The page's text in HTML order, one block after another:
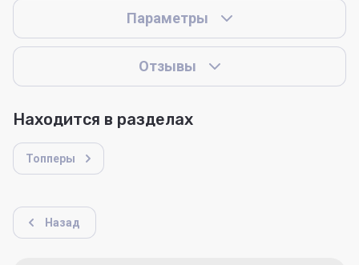
Параметры
Отзывы
Находится в разделах
Топперы
Назад